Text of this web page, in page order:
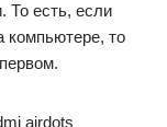
То есть, если
компьютере, то